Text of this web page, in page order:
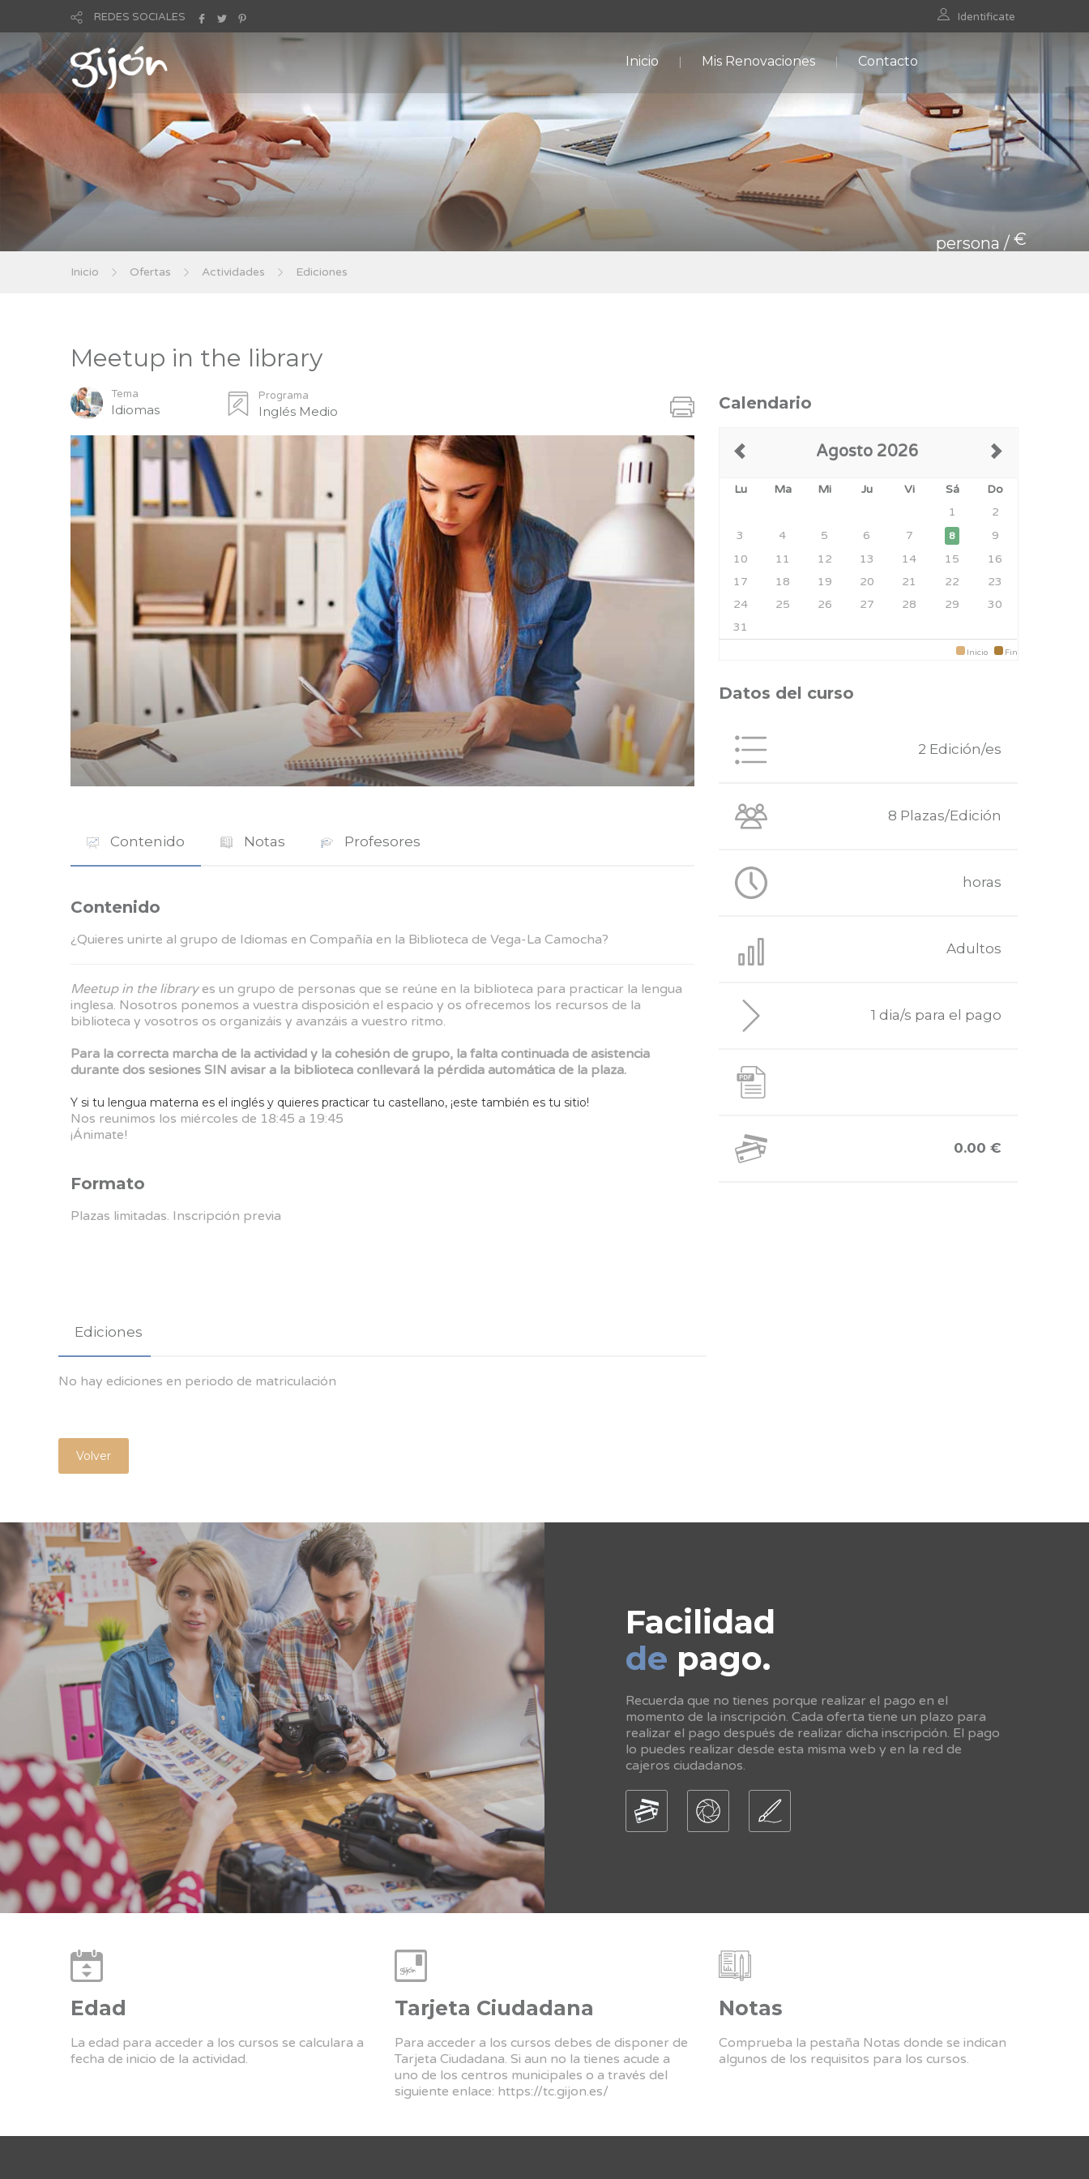
REDES SOCIALES Identificate
Inicio Mis Renovaciones Contacto
persona / €
Inicio Ofertas Actividades Ediciones
Meetup in the library
Tema
Idiomas
Programa
Inglés Medio
Contenido Notas Profesores
Contenido
¿Quieres unirte al grupo de Idiomas en Compañía en la Biblioteca de Vega-La Camocha?
Meetup in the libraryes un grupo de personas que se reúne en la biblioteca para practicar la lengua
inglesa. Nosotros ponemos a vuestra disposición el espacio y os ofrecemos los recursos de la
biblioteca y vosotros os organizáis y avanzáis a vuestro ritmo.
Para la correcta marcha de la actividad y la cohesión de grupo, la falta continuada de asistencia
durante dos sesiones SIN avisar a la biblioteca conllevará la pérdida automática de la plaza.
Y si tu lengua materna es el inglés y quieres practicar tu castellano, ¡este también es tu sitio!
Nos reunimos los miércoles de 18:45 a 19:45
¡Ánimate!
Formato
Plazas limitadas. Inscripción previa
Ediciones
No hay ediciones en periodo de matriculación
Calendario
Agosto 2026
Lu Ma Mi Ju Vi Sá
Do
1
2
3
4 5 6 7 8
9
10
11 12 13 14 15
16
17
18 19 20 21 22
23
24
25 26 27 28 29
30
31
Inicio Fin
Datos del curso
2 Edición/es
8 Plazas/Edición
horas
Adultos
1 dia/s para el pago
0.00 €
Volver
Facilidad
de pago.
Recuerda que no tienes porque realizar el pago en el
momento de la inscripción. Cada oferta tiene un plazo para
realizar el pago después de realizar dicha inscripción. El pago
lo puedes realizar desde esta misma web y en la red de
cajeros ciudadanos.
Edad
La edad para acceder a los cursos se calculara a
fecha de inicio de la actividad.
Tarjeta Ciudadana
Para acceder a los cursos debes de disponer de
Tarjeta Ciudadana. Si aun no la tienes acude a
uno de los centros municipales o a través del
siguiente enlace: https://tc.gijon.es/
Notas
Comprueba la pestaña Notas donde se indican
algunos de los requisitos para los cursos.